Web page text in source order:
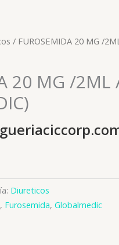
/ FUROSEMIDA 20 MG /
20 MG /2ML
Diureticos
, Furosemida, Globalmedic